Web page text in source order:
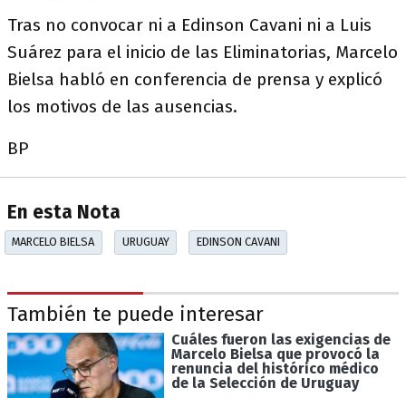
Tras no convocar ni a Edinson Cavani ni a Luis
Suárez para el inicio de las Eliminatorias, Marcelo
Bielsa habló en conferencia de prensa y explicó
los motivos de las ausencias.
BP
En esta Nota
MARCELO BIELSA URUGUAY EDINSON CAVANI
También te puede interesar
Cuáles fueron las exigencias de
Marcelo Bielsa que provocó la
renuncia del histórico médico
de la Selección de Uruguay